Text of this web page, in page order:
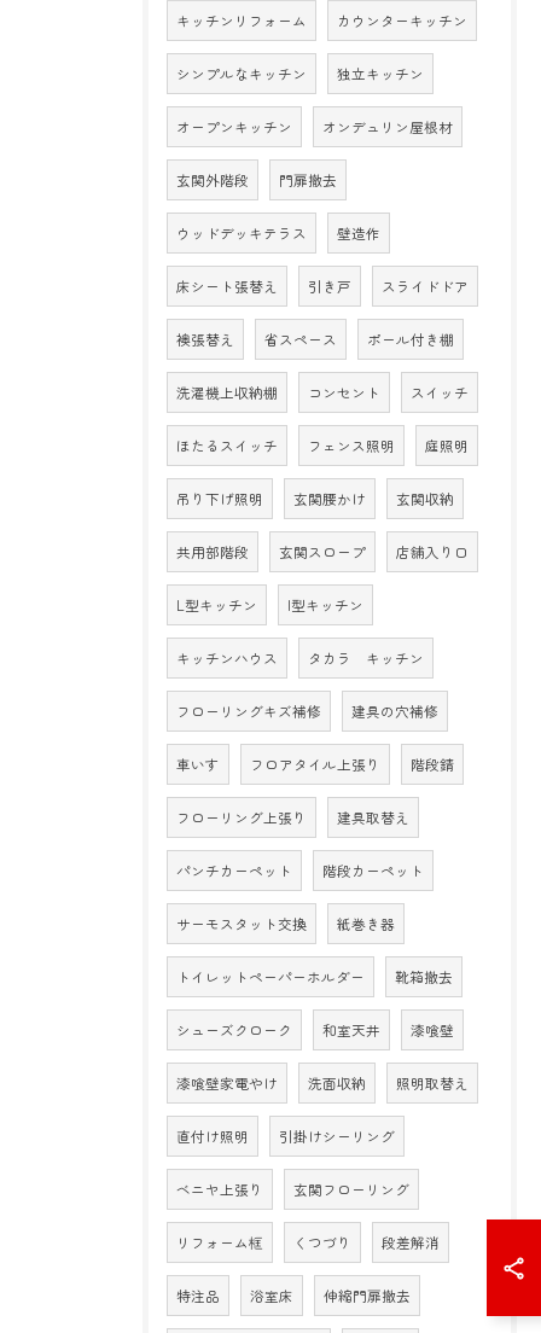
キッチンリフォーム カウンターキッチン
シンプルなキッチン 独立キッチン
オープンキッチン オンデュリン屋根材
玄関外階段 門扉撤去
ウッドデッキテラス 壁造作
床シート張替え 引き戸 スライドドア
襖張替え 省スペース ポール付き棚
洗濯機上収納棚 コンセント スイッチ
ほたるスイッチ フェンス照明 庭照明
吊り下げ照明 玄関腰かけ 玄関収納
共用部階段 玄関スロープ 店舗入り口
L型キッチン I型キッチン
キッチンハウス タカラ キッチン
フローリングキズ補修 建具の穴補修
車いす フロアタイル上張り 階段錆
フローリング上張り 建具取替え
パンチカーペット 階段カーペット
サーモスタット交換 紙巻き器
トイレットペーパーホルダー 靴箱撤去
シューズクローク 和室天井 漆喰壁
漆喰壁家電やけ 洗面収納 照明取替え
直付け照明 引掛けシーリング
ベニヤ上張り 玄関フローリング
リフォーム框 くつづり 段差解消
特注品 浴室床 伸縮門扉撤去